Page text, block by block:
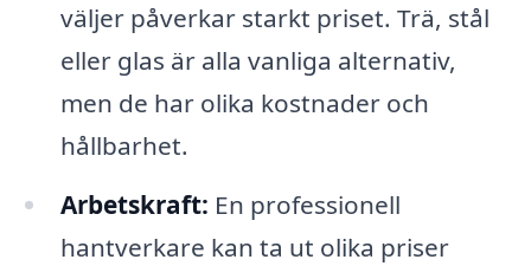
väljer påverkar starkt priset. Trä, stål
eller glas är alla vanliga alternativ,
men de har olika kostnader och
hållbarhet.
Arbetskraft: En professionell
hantverkare kan ta ut olika priser